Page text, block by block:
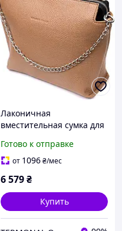
Лаконичная
вместительная сумка для
11696 Бежевая.
Натуральная кожа
Готово к отправке
от 1096₴/мес
6 579₴
Купить